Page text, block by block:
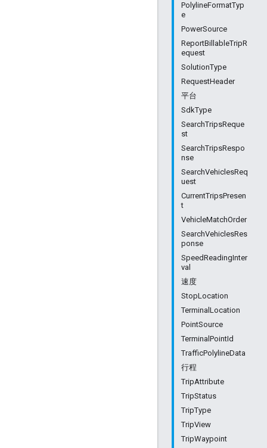
PolylineFormatTyp
e
PowerSource
ReportBillableTripR
equest
SolutionType
RequestHeader
平台
SdkType
SearchTripsReque
st
SearchTripsRespo
nse
SearchVehiclesReq
uest
CurrentTripsPresen
t
VehicleMatchOrder
SearchVehiclesRes
ponse
SpeedReadingInter
val
速度
StopLocation
TerminalLocation
PointSource
TerminalPointId
TrafficPolylineData
行程
TripAttribute
TripStatus
TripType
TripView
TripWaypoint